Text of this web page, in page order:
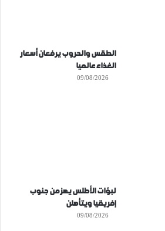
الطقس والحروب يرفعان أسعار
الغذاء عالميا
09/08/2026
لبؤات الأطلس يهزمن جنوب
إفريقيا ويتأهلن
09/08/2026